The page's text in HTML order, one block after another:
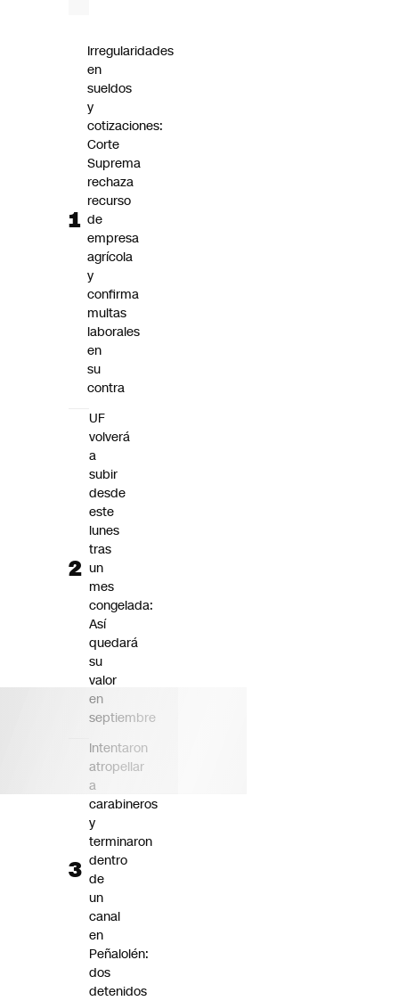
Irregularidades
en
sueldos
y
cotizaciones:
Corte
Suprema
rechaza
recurso
de
empresa
agrícola
y
confirma
multas
laborales
en
su
contra
UF
volverá
a
subir
desde
este
lunes
tras
un
mes
congelada:
Así
quedará
su
valor
en
septiembre
Intentaron
atropellar
a
carabineros
y
terminaron
dentro
de
un
canal
en
Peñalolén:
dos
detenidos